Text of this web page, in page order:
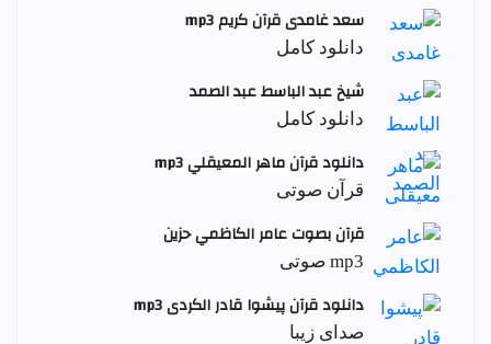
سعد غامدی قرآن کریم mp3
دانلود کامل
شيخ عبد الباسط عبد الصمد
دانلود کامل
دانلود قرآن ماهر المعيقلي mp3
قرآن صوتی
قرآن بصوت عامر الكاظمي حزين
mp3 صوتی
دانلود قرآن پیشوا قادر الکردی mp3
صدای زیبا